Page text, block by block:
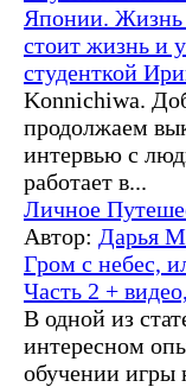
Японии. Жизнь
стоит жизнь и
студенткой
Konnichiwa.
продолжаем
интервью с
работает в...
Личное
Автор: Дарья
Гром с небес,
Часть 2 +
В одной из
интересном
обучении игры